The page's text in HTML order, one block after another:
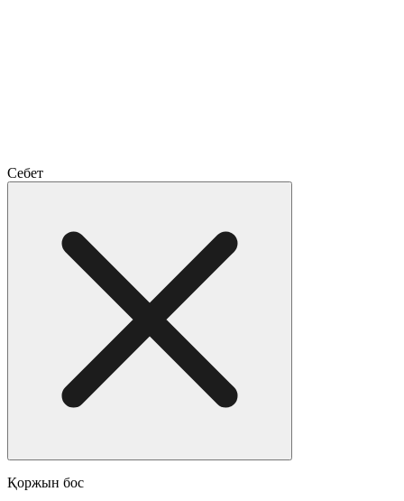
Себет
Қоржын бос